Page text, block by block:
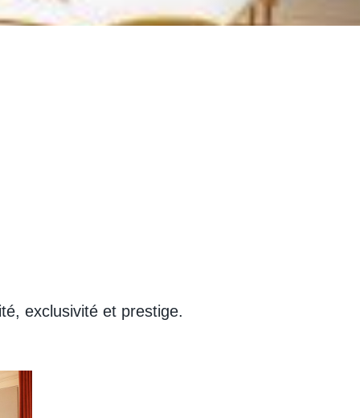
exclusivité et prestige.